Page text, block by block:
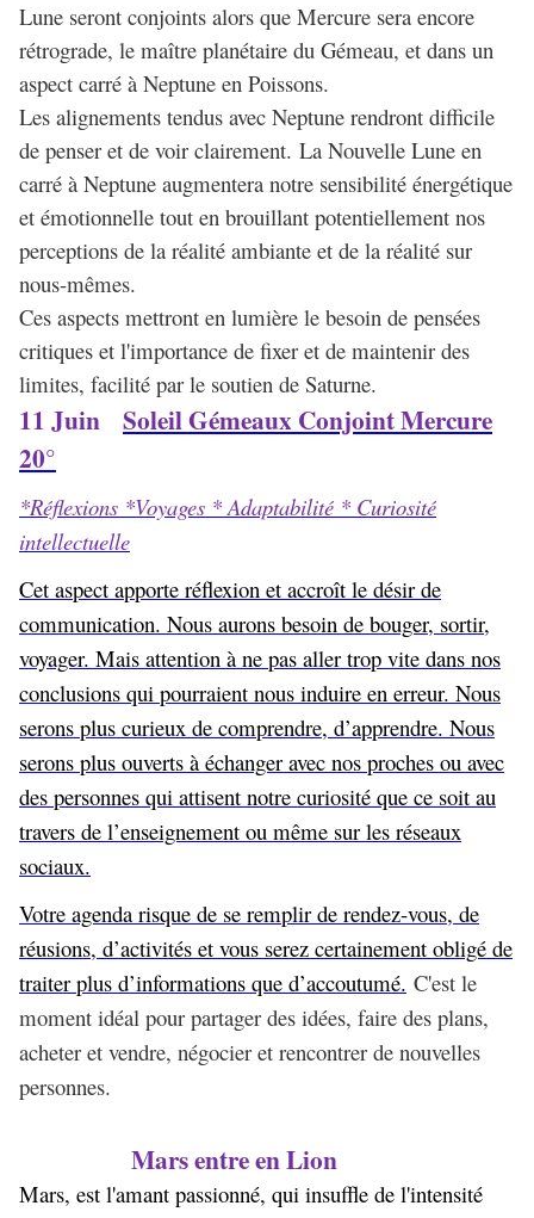
Lune seront conjoints alors que Mercure sera encore
rétrograde, le maître planétaire du Gémeau, et dans un
aspect carré à Neptune en Poissons.
Les alignements tendus avec Neptune rendront difficile
de penser et de voir clairement. La Nouvelle Lune en
carré à Neptune augmentera notre sensibilité énergétique
et émotionnelle tout en brouillant potentiellement nos
perceptions de la réalité ambiante et de la réalité sur
nous-mêmes.
Ces aspects mettront en lumière le besoin de pensées
critiques et l'importance de fixer et de maintenir des
limites, facilité par le soutien de Saturne.
11 Juin Soleil Gémeaux Conjoint Mercure
20°
*Réflexions *Voyages * Adaptabilité * Curiosité
intellectuelle
Cet aspect apporte réflexion et accroît le désir de
communication. Nous aurons besoin de bouger, sortir,
voyager. Mais attention à ne pas aller trop vite dans nos
conclusions qui pourraient nous induire en erreur. Nous
serons plus curieux de comprendre, d’apprendre. Nous
serons plus ouverts à échanger avec nos proches ou avec
des personnes qui attisent notre curiosité que ce soit au
travers de l’enseignement ou même sur les réseaux
sociaux.
Votre agenda risque de se remplir de rendez-vous, de
réusions, d’activités et vous serez certainement obligé de
traiter plus d’informations que d’accoutumé. C'est le
moment idéal pour partager des idées, faire des plans,
acheter et vendre, négocier et rencontrer de nouvelles
personnes.
Mars entre en Lion
Mars, est l'amant passionné, qui insuffle de l'intensité